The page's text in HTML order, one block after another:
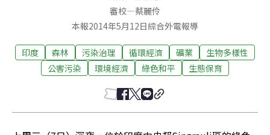
審校—蔡麗伶
本報2014年5月12日綜合外電報導
印度 森林 污染治理 循環經濟 礦業
生物多樣性
公害污染
環境經濟 綠色和平 生態保育